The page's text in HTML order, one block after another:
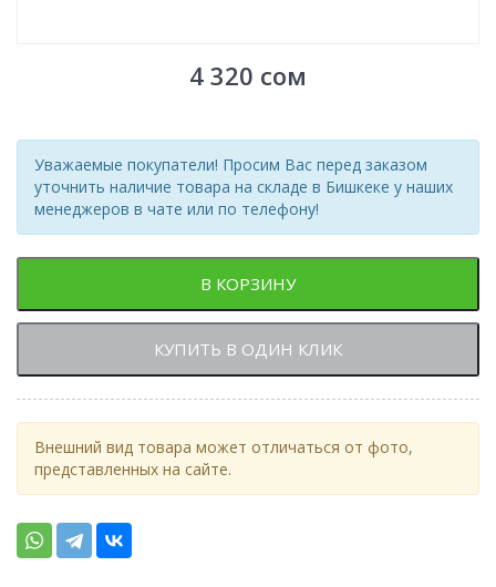
4 320 сом
Уважаемые покупатели! Просим Вас перед заказом
уточнить наличие товара на складе в Бишкеке у наших
менеджеров в чате или по телефону!
В КОРЗИНУ
КУПИТЬ В ОДИН КЛИК
Внешний вид товара может отличаться от фото,
представленных на сайте.